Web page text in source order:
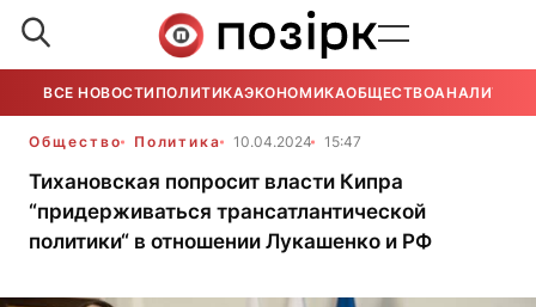
ВСЕ НОВОСТИ ПОЛИТИКАЭКОНОМИКАОБЩЕСТВОАНАЛИТИКА
Общество Политика 10.04.2024 15:47
Тихановская попросит власти Кипра
“придерживаться трансатлантической
политики“ в отношении Лукашенко и РФ